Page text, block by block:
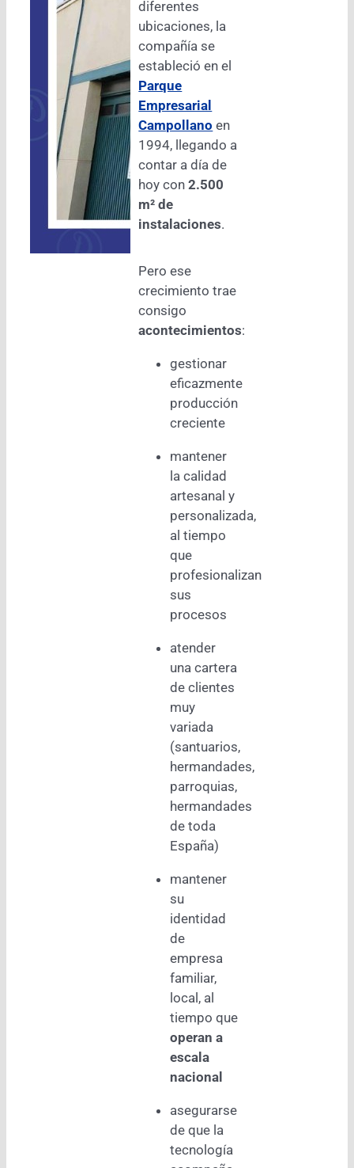
diferentes
ubicaciones, la
compañía se
estableció en el
Parque
Empresarial
Campollano en
1994, llegando a
contar a día de
hoy con2.500
m² de
instalaciones.
Pero ese
crecimiento trae
consigo
acontecimientos:
gestionar
eficazmente
producción
creciente
mantener
la calidad
artesanal y
personalizada,
al tiempo
que
profesionalizan
sus
procesos
atender
una cartera
de clientes
muy
variada
(santuarios,
hermandades,
parroquias,
hermandades
de toda
España)
mantener
su
identidad
de
empresa
familiar,
local, al
tiempo que
operan a
escala
nacional
asegurarse
de que la
tecnología